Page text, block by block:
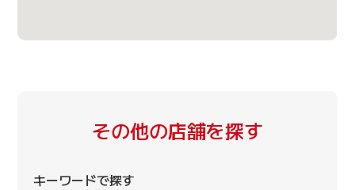
その他の店舗を探す
キーワードで探す